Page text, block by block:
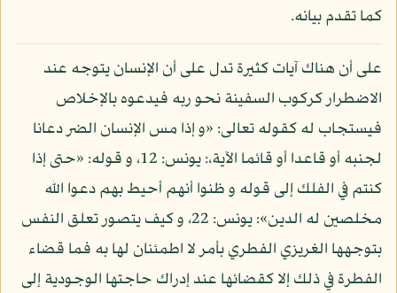
كما تقدم بيانه.
على أن هناك آيات كثيرة تدل على أن الإنسان يتوجه عند
الاضطرار كركوب السفينة نحو ربه فيدعوه بالإخلاص
فيستجاب له كقوله تعالى: «و إذا مس الإنسان الضر دعانا
لجنبه أو قاعدا أو قائما الآية،: يونس: 12، و قوله: «حتى إذا
كنتم في الفلك إلى قوله و ظنوا أنهم أحيط بهم دعوا الله
مخلصين له الدين»: يونس: 22، و كيف يتصور تعلق النفس
بتوجهها الغريزي الفطري بأمر لا اطمئنان لها به فما قضاء
الفطرة في ذلك إلا كقضائها عند إدراك حاجتها الوجودية إلى